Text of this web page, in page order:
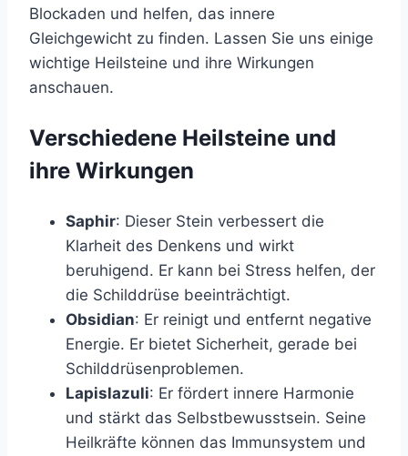
Blockaden und helfen, das innere
Gleichgewicht zu finden. Lassen Sie uns einige
wichtige Heilsteine und ihre Wirkungen
anschauen.
Verschiedene Heilsteine und
ihre Wirkungen
Saphir: Dieser Stein verbessert die
Klarheit des Denkens und wirkt
beruhigend. Er kann bei Stress helfen, der
die Schilddrüse beeinträchtigt.
Obsidian: Er reinigt und entfernt negative
Energie. Er bietet Sicherheit, gerade bei
Schilddrüsenproblemen.
Lapislazuli: Er fördert innere Harmonie
und stärkt das Selbstbewusstsein. Seine
Heilkräfte können das Immunsystem und